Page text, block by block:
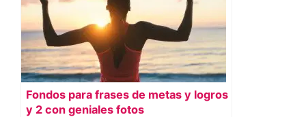
Fondos para frases de metas y logros
y 2 con geniales fotos